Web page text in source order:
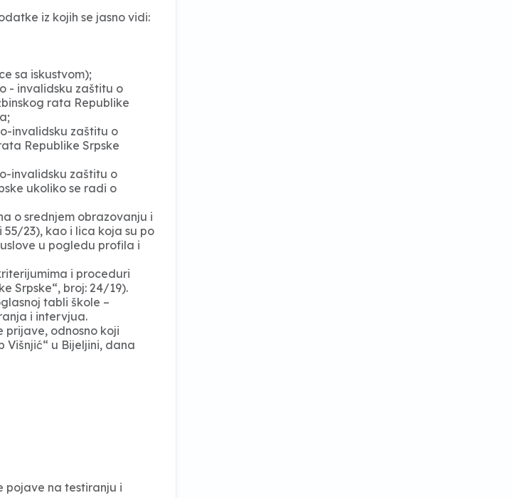
iz kojih se jasno vidi:
sa iskustvom);
- invalidsku zaštitu o
rata Republike
invalidsku zaštitu o
Republike Srpske
invalidsku zaštitu o
ukoliko se radi o
o srednjem obrazovanju i
55/23), kao i lica koja su po
u pogledu profila i
i proceduri
Srpske“, broj: 24/19).
tabli škole –
i intervjua.
odnosno koji
Višnjić“ u Bijeljini, dana
pojave na testiranju i